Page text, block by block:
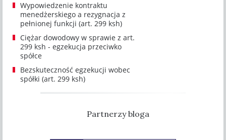
Wypowiedzenie kontraktu
menedżerskiego a rezygnacja z
pełnionej funkcji (art. 299 ksh)
Ciężar dowodowy w sprawie z art.
299 ksh - egzekucja przeciwko
spółce
Bezskuteczność egzekucji wobec
spółki (art. 299 ksh)
Partnerzy bloga